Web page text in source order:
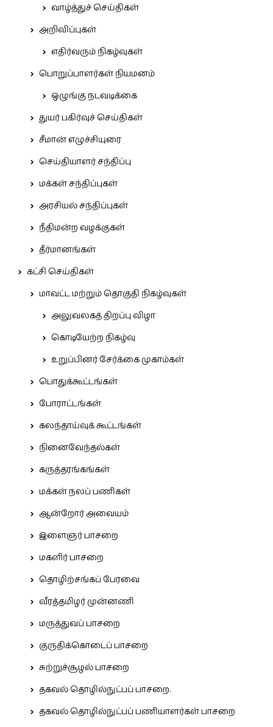
வாழ்த்துச் செய்திகள்
அறிவிப்புகள்
எதிர்வரும் நிகழ்வுகள்
பொறுப்பாளர்கள் நியமனம்
ஒழுங்கு நடவடிக்கை
துயர் பகிர்வுச் செய்திகள்
சீமான் எழுச்சியுரை
செய்தியாளர் சந்திப்பு
மக்கள் சந்திப்புகள்
அரசியல் சந்திப்புகள்
நீதிமன்ற வழக்குகள்
தீர்மானங்கள்
கட்சி செய்திகள்
மாவட்ட மற்றும் தொகுதி நிகழ்வுகள்
அலுவலகத் திறப்பு விழா
கொடியேற்ற நிகழ்வு
உறுப்பினர் சேர்க்கை முகாம்கள்
பொதுக்கூட்டங்கள்
போராட்டங்கள்
கலந்தாய்வுக் கூட்டங்கள்
நினைவேந்தல்கள்
கருத்தரங்கங்கள்
மக்கள் நலப் பணிகள்
ஆன்றோர் அவையம்
இளைஞர் பாசறை
மகளிர் பாசறை
தொழிற்சங்கப் பேரவை
வீரத்தமிழர் முன்னணி
மருத்துவப் பாசறை
குருதிக்கொடைப் பாசறை
சுற்றுச்சூழல் பாசறை
தகவல் தொழில்நுட்பப் பாசறை.
தகவல் தொழில்நுட்பப் பணியாளர்கள் பாசறை